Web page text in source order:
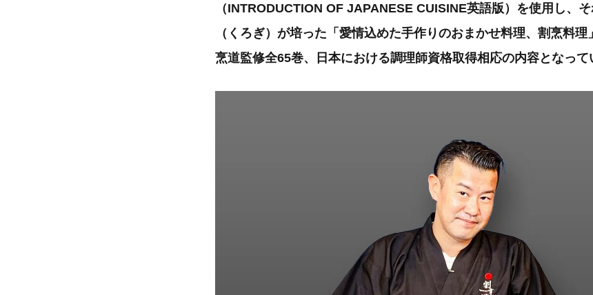
（INTRODUCTION OF JAPANESE CUISINE英語版）を使用し、
（くろぎ）が培った「愛情込めた手作りのおまかせ料理、割烹料理
烹道監修全65巻、日本における調理師資格取得相応の内容となって